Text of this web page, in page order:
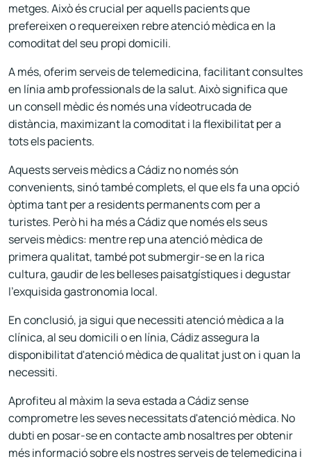
metges. Això és crucial per aquells pacients que
prefereixen o requereixen rebre atenció mèdica en la
comoditat del seu propi domicili.
A més, oferim serveis de telemedicina, facilitant consultes
en línia amb professionals de la salut. Això significa que
un consell mèdic és només una vídeotrucada de
distància, maximizant la comoditat i la flexibilitat per a
tots els pacients.
Aquests serveis mèdics a Cádiz no només són
convenients, sinó també complets, el que els fa una opció
òptima tant per a residents permanents com per a
turistes. Però hi ha més a Cádiz que només els seus
serveis mèdics: mentre rep una atenció mèdica de
primera qualitat, també pot submergir-se en la rica
cultura, gaudir de les belleses paisatgístiques i degustar
l'exquisida gastronomia local.
En conclusió, ja sigui que necessiti atenció mèdica a la
clínica, al seu domicili o en línia, Cádiz assegura la
disponibilitat d'atenció mèdica de qualitat just on i quan la
necessiti.
Aprofiteu al màxim la seva estada a Cádiz sense
comprometre les seves necessitats d'atenció mèdica. No
dubti en posar-se en contacte amb nosaltres per obtenir
més informació sobre els nostres serveis de telemedicina i